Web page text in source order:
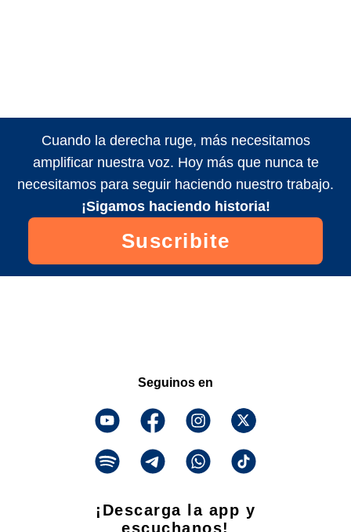
Cuando la derecha ruge, más necesitamos
amplificar nuestra voz. Hoy más que nunca te
necesitamos para seguir haciendo nuestro trabajo.
¡Sigamos haciendo historia!
Suscribite
Seguinos en
¡Descarga la app y
escuchanos!